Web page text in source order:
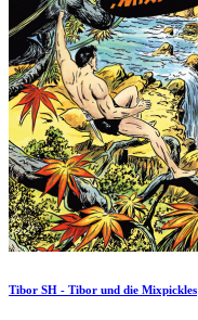
Tibor SH - Tibor und die Mixpickles